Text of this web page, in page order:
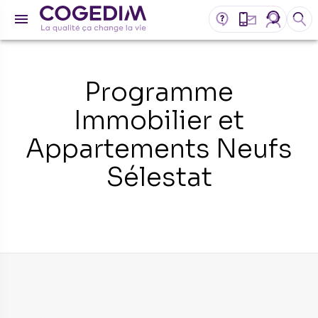
Programme
Immobilier et
Appartements Neufs
Sélestat